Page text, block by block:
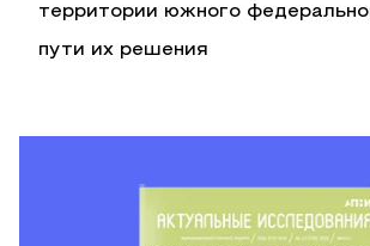
территории южного
пути их решения